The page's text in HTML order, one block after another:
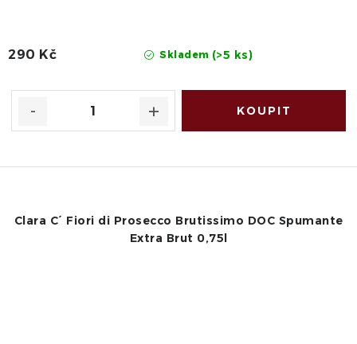
Skladem (>5 ks)
290 Kč
Clara C´ Fiori di Prosecco Brutissimo DOC Spumante
Extra Brut 0,75l